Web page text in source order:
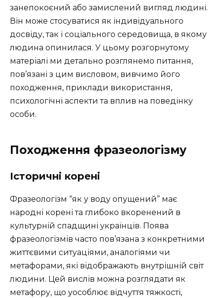
занепокоєний або замислений вигляд людині.
Він може стосуватися як індивідуального
досвіду, так і соціального середовища, в якому
людина опинилася. У цьому розгорнутому
матеріалі ми детально розглянемо питання,
пов’язані з цим висловом, вивчимо його
походження, приклади використання,
психологічні аспекти та вплив на поведінку
особи.
Походження фразеологізму
Історичні корені
Фразеологізм “як у воду опущений” має
народні корені та глибоко вкоренений в
культурній спадщині українців. Поява
фразеологізмів часто пов’язана з конкретними
життєвими ситуаціями, аналогіями чи
метафорами, які відображають внутрішній світ
людини. Цей вислів можна розглядати як
метафору, що уособлює відчуття тяжкості,